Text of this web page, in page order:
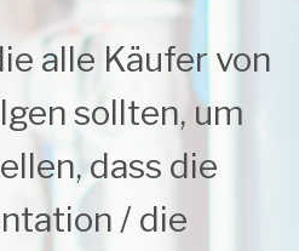
alle Käufer von
sollten, um
dass die
/ die